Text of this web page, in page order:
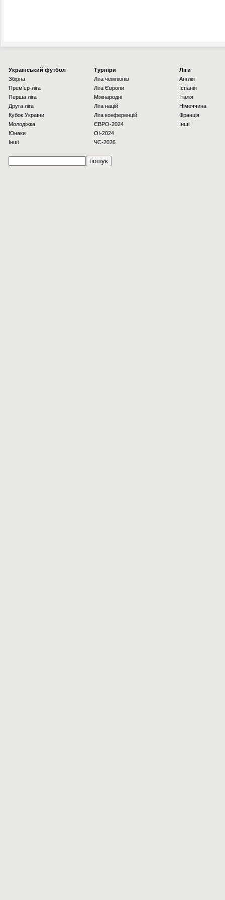
Українcький футбол
Збірна
Прем'єр-ліга
Перша ліга
Друга ліга
Кубок України
Молодіжка
Юнаки
Інші
Турніри
Ліга чемпіонів
Ліга Європи
Міжнародні
Ліга націй
Ліга конференцій
ЄВРО-2024
OI-2024
ЧС-2026
Ліги
Англія
Іспанія
Італія
Німеччина
Франція
Інші